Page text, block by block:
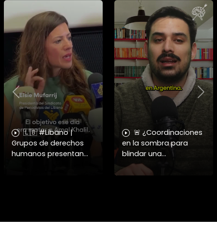
🇱🇧 #Libano |
Grupos de derechos
humanos presentan
🚨 ¿Coordinaciones
en la sombra para
blindar una
candidatura
presidencial? Nuevos
Previous